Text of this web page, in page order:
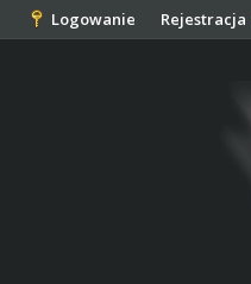
Logowanie Rejestracja